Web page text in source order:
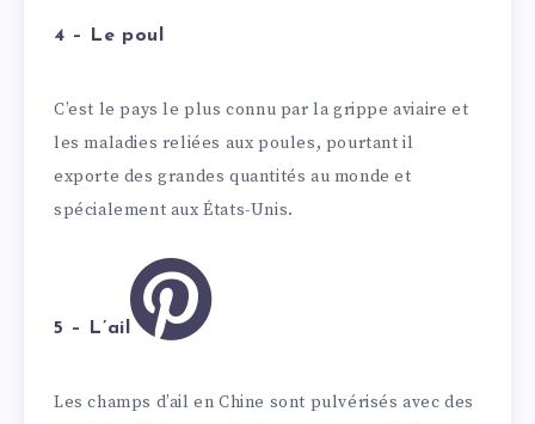
4 – Le poul
C’est le pays le plus connu par la grippe aviaire et
les maladies reliées aux poules, pourtant il
exporte des grandes quantités au monde et
spécialement aux États-Unis.
5 – L’ail
Les champs d’ail en Chine sont pulvérisés avec des